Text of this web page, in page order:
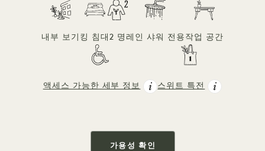
내부 보기 킹 침대2 명레인 샤워 전용 작업 공간
액세스 가능한 세부 정보 스위트 특전
가용성 확인